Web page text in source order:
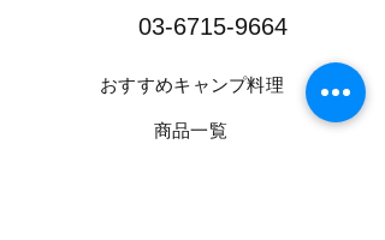
03-6715-9664​
​おすすめキャンプ料理
​商品一覧